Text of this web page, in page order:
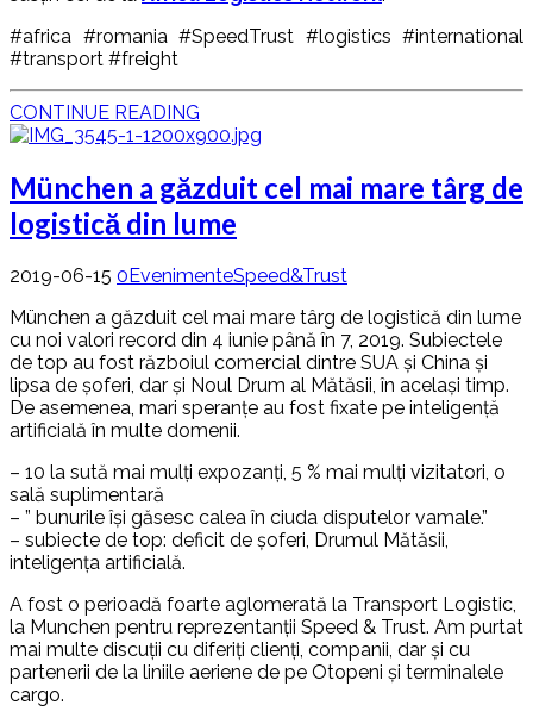
#africa #romania #SpeedTrust #logistics #international
#transport #freight
CONTINUE READING
München a găzduit cel mai mare târg de
logistică din lume
2019-06-15 0 EvenimenteSpeed&Trust
München a găzduit cel mai mare târg de logistică din lume
cu noi valori record din 4 iunie până în 7, 2019. Subiectele
de top au fost războiul comercial dintre SUA și China și
lipsa de șoferi, dar și Noul Drum al Mătăsii, în același timp.
De asemenea, mari speranțe au fost fixate pe inteligență
artificială în multe domenii.
– 10 la sută mai mulţi expozanţi, 5 % mai mulţi vizitatori, o
sală suplimentară
– ” bunurile îşi găsesc calea în ciuda disputelor vamale.”
– subiecte de top: deficit de șoferi, Drumul Mătăsii,
inteligența artificială.
A fost o perioadă foarte aglomerată la Transport Logistic,
la Munchen pentru reprezentanții Speed ​​& Trust. Am purtat
mai multe discuții cu diferiți clienți, companii, dar și cu
partenerii de la liniile aeriene de pe Otopeni și terminalele
cargo.